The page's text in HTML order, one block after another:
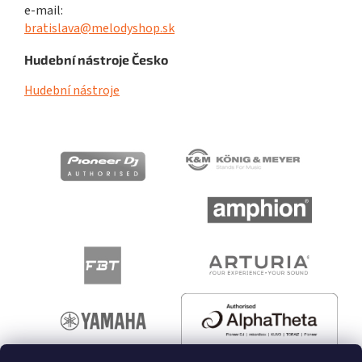
e-mail:
bratislava@melodyshop.sk
Hudební nástroje Česko
Hudební nástroje